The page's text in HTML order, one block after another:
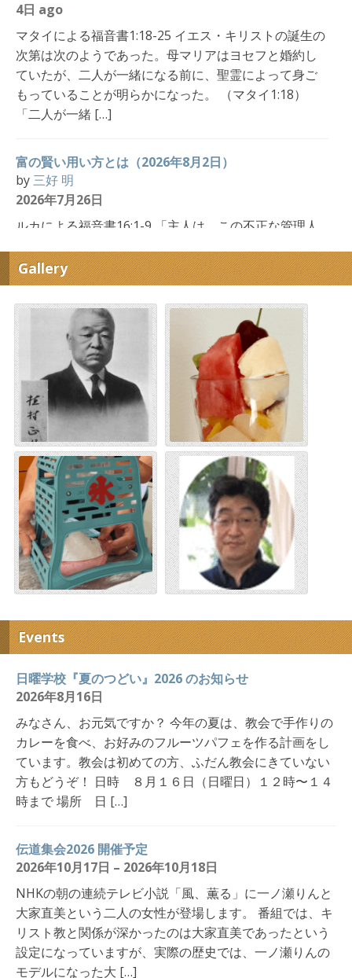
4日 ago
マタイによる福音書1:18-25 イエス・キリストの誕生の
次第は次のようであった。母マリアはヨセフと婚約し
ていたが、二人が一緒になる前に、聖霊によって身ご
もっていることが明らかになった。 （マタイ1:18）
「二人が一緒 […]
富の賢い用い方とは（2026年8月2日）
by三好 明
2026年7月26日
ルカによる福音書16:1-9 「主人は、この不正な管理人
け目のないやり方」というのは、意味をわかりやすく
した翻訳です。ここに書かれているホティ・フロニモ
ース・エポイエ […]
Gallery
Events
日曜学校『夏のつどい』2026 のお知らせ
2026年8月16日
みなさん、お元気ですか？ 今年の夏は、教会で手作りの
カレーを食べ、お好みのフルーツパフェを作る計画をし
ています。教会は初めての方、ふだん教会にきていない
方もどうぞ！ 日時 ８月１６日（日曜日）１２時〜１４
時まで 場所 日 […]
伝道集会2026 開催予定
2026年10月17日 – 2026年10月18日
NHKの朝の連続テレビ小説「風、薫る」に一ノ瀬りんと
大家直美という二人の女性が登場します。 番組では、キ
リスト教と関係が深かったのは大家直美であったという
設定になっていますが、実際の歴史では、一ノ瀬りんの
モデルになった大 […]